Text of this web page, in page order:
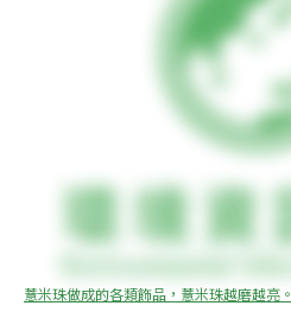
薏米珠做成的各類飾品，薏米珠越磨越亮。